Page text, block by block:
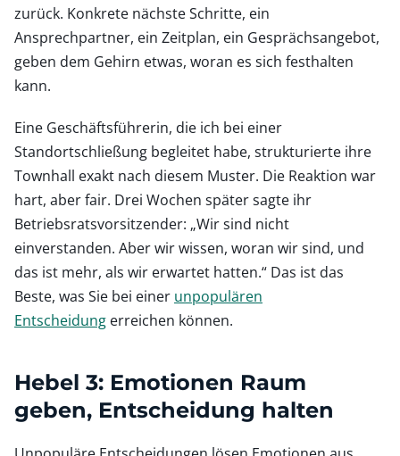
zurück. Konkrete nächste Schritte, ein
Ansprechpartner, ein Zeitplan, ein Gesprächsangebot,
geben dem Gehirn etwas, woran es sich festhalten
kann.
Eine Geschäftsführerin, die ich bei einer
Standortschließung begleitet habe, strukturierte ihre
Townhall exakt nach diesem Muster. Die Reaktion war
hart, aber fair. Drei Wochen später sagte ihr
Betriebsratsvorsitzender: „Wir sind nicht
einverstanden. Aber wir wissen, woran wir sind, und
das ist mehr, als wir erwartet hatten.“ Das ist das
Beste, was Sie bei einer unpopulären
Entscheidung erreichen können.
Hebel 3: Emotionen Raum
geben, Entscheidung halten